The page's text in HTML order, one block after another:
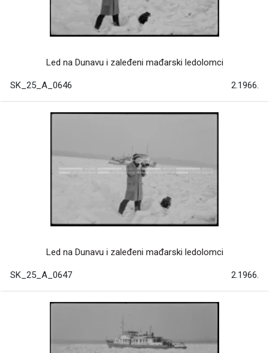
Led na Dunavu i zaleđeni mađarski ledolomci
SK_25_A_0646 2.1966.
Led na Dunavu i zaleđeni mađarski ledolomci
SK_25_A_0647 2.1966.